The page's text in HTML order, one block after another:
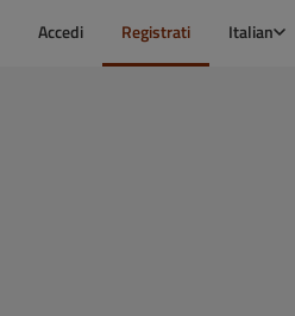
Accedi Registrati Italian